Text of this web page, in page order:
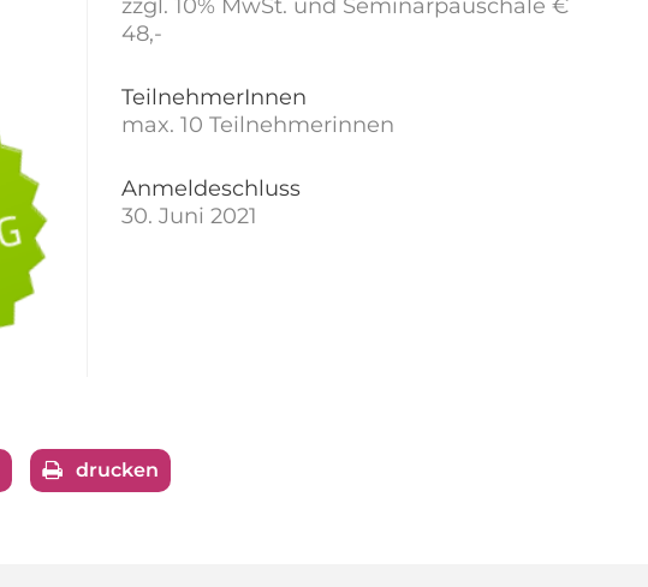
zzgl. 10% MwSt. und Seminarpauschale €
48,-
TeilnehmerInnen
max. 10 Teilnehmerinnen
Anmeldeschluss
30. Juni 2021
drucken